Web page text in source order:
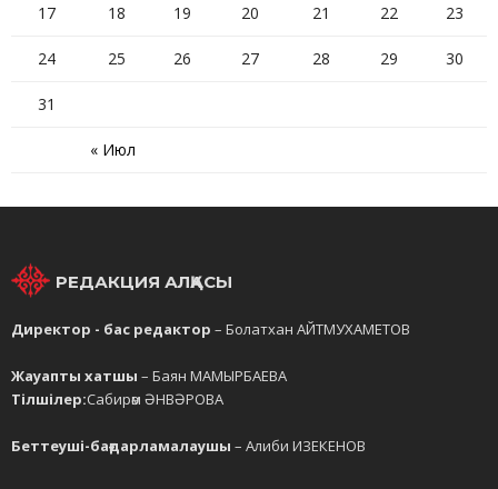
« Июл
17 18 19 20 21 22 23
24 25 26 27 28 29 30
31
РЕДАКЦИЯ АЛҚАСЫ
Директор - бас редактор – Болатхан АЙТМУХАМЕТОВ
Жауапты хатшы – Баян МАМЫРБАЕВА
Тілшілер:Сабирәм ӘНВӘРОВА
Беттеуші-бағдарламалаушы – Алиби ИЗЕКЕНОВ